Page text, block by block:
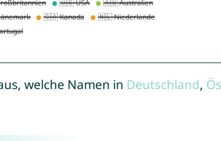
welche Namen in Deutschland,